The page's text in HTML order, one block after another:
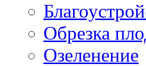
Обрезка
Озеленение